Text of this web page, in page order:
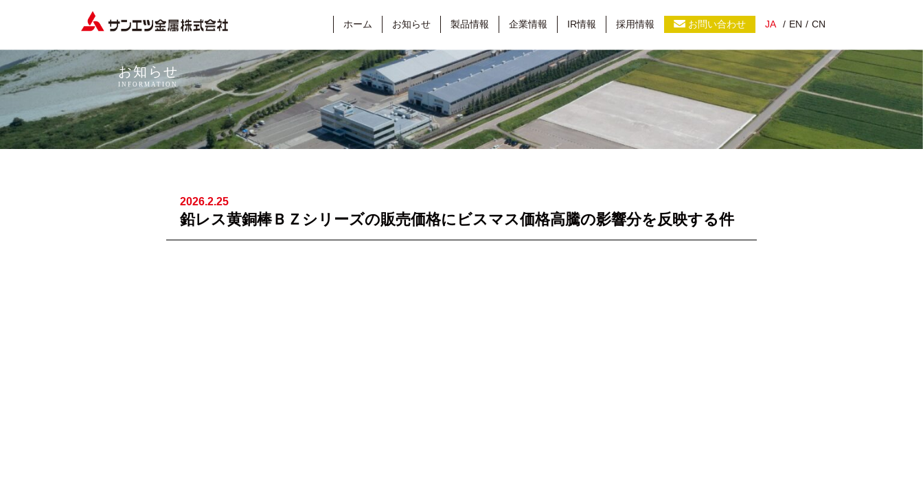
ン
エ
ツ
属
株
式
ホーム お知らせ 製品情報 企業情報 IR情報 採用情報 お問い合わせ JA EN CN
お知らせ
INFORMATION
2026.2.25
鉛レス黄銅棒ＢＺシリーズの販売価格にビスマス価格高騰の影響分を反映する件